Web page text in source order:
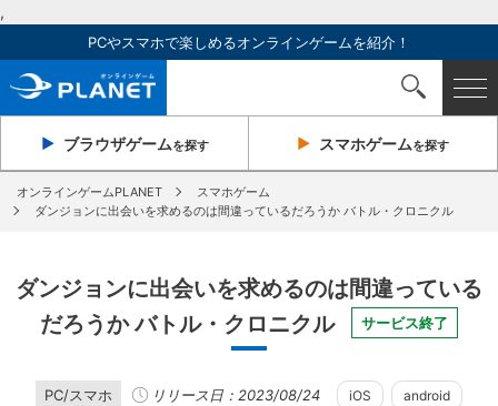
,
PCやスマホで楽しめるオンラインゲームを紹介！
ブラウザゲームを探す スマホゲームを探す
オンラインゲームPLANET
スマホゲーム
ダンジョンに出会いを求めるのは間違っているだろうか バトル・クロニクル
ダンジョンに出会いを求めるのは間違っている
だろうか バトル・クロニクル
サービス終了
PC/スマホ リリース日：2023/08/24 iOS android